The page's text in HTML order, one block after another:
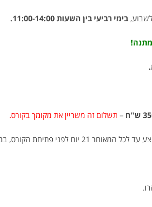
בימי רביעי בין השעות 11:00-14:00.
ש"ח – תשלום זה משריין את מקומך בקורס.
21 יום לפני פתיחת הקורס, במועד זה ניתן לחלק עד 4 תשלומים ללא ריבית.